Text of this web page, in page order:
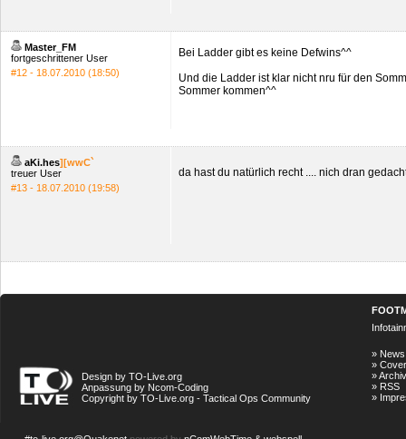
Master_FM
fortgeschrittener User
#12 - 18.07.2010 (18:50)
Bei Ladder gibt es keine Defwins^^
Und die Ladder ist klar nicht nru für den
Sommer kommen^^
aKi.hes][wwC`
treuer User
#13 - 18.07.2010 (19:58)
da hast du natürlich recht .... nich dran
Design by TO-Live.org
Anpassung by Ncom-Coding
Copyright by TO-Live.org - Tactical Ops Community
» News
»
»Archiv
» RSS
»